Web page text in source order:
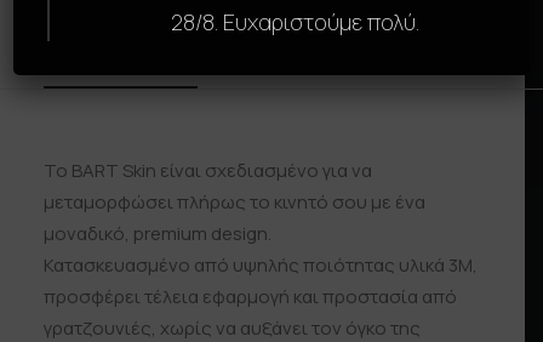
Το BART Skin είναι σχεδιασμένο για να
μεταμορφώσει πλήρως το κινητό σου με ένα
μοναδικό, premium design.
Κατασκευασμένο από υψηλής ποιότητας υλικά 3M,
προσφέρει τέλεια εφαρμογή και προστασία από
γρατζουνιές, χωρίς να αυξάνει τον όγκο της
28/8. Ευχαριστούμε πολύ.